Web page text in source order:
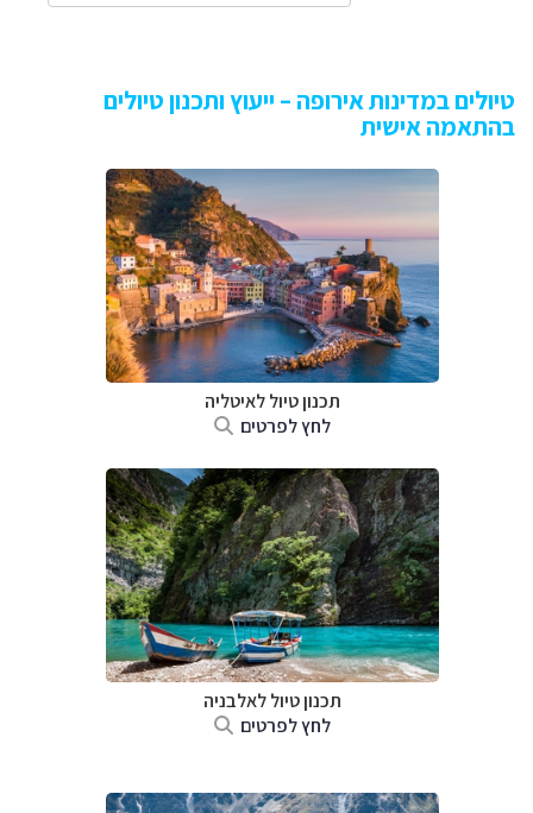
טיולים במדינות אירופה – ייעוץ ותכנון טיולים
בהתאמה אישית
תכנון טיול לאיטליה
לחץ לפרטים
תכנון טיול לאלבניה
לחץ לפרטים